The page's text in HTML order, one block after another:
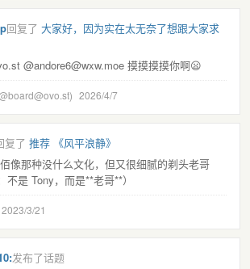
回复了 大家好，因为实在太无奈了想跟大家求
@andore6@wxw.moe 摸摸摸摸你啊😦
2026/4/7
复了 推荐 《风平浪静》
像那种没什么文化，但又很细腻的剃头老哥
不是 Tony，而是**老哥**）
2023/3/21
发布了话题